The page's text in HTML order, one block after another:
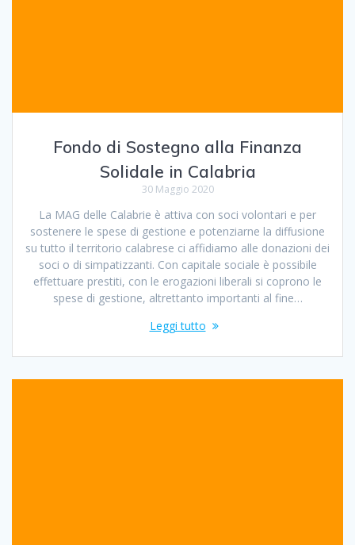
Fondo di Sostegno alla Finanza
Solidale in Calabria
30 Maggio 2020
La MAG delle Calabrie è attiva con soci volontari e per
sostenere le spese di gestione e potenziarne la diffusione
su tutto il territorio calabrese ci affidiamo alle donazioni dei
soci o di simpatizzanti. Con capitale sociale è possibile
effettuare prestiti, con le erogazioni liberali si coprono le
spese di gestione, altrettanto importanti al fine…
Leggi tutto